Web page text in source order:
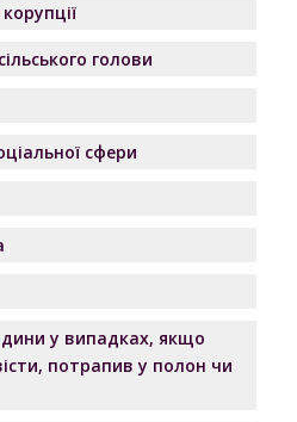
голови
сфери
у випадках, якщо
потрапив у полон чи